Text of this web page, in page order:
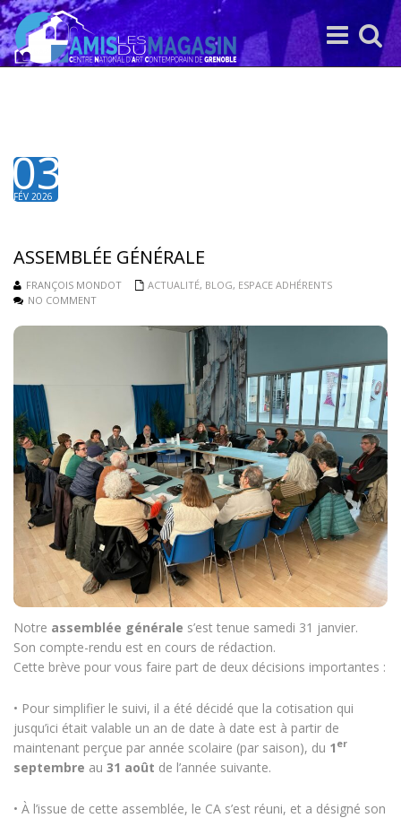
Toggle
search
Toggle
navigation
03
FÉV 2026
ASSEMBLÉE GÉNÉRALE
FRANÇOIS MONDOT ACTUALITÉ, BLOG, ESPACE ADHÉRENTS
NO COMMENT
Notre assemblée générale s’est tenue samedi 31 janvier.
Son compte-rendu est en cours de rédaction.
Cette brève pour vous faire part de deux décisions importantes :
• Pour simplifier le suivi, il a été décidé que la cotisation qui
jusqu’ici était valable un an de date à date est à partir de
maintenant perçue par année scolaire (par saison), du 1 er
septembre au 31 août de l’année suivante.
• À l’issue de cette assemblée, le CA s’est réuni, et a désigné son